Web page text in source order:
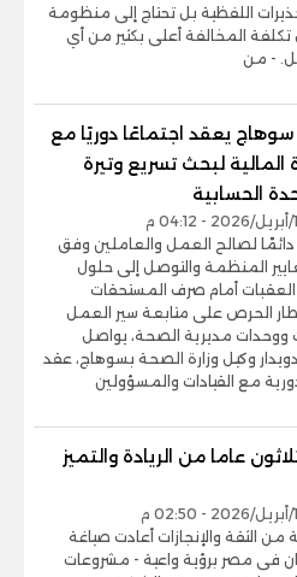
اللفظية بل تحتاج إلى منظومة
تكلفة المخالفة أعلى بكثير من أي
- من
يعقد اجتماعًا دوريًا مع
المالية لبحث تسريع وتيرة
الحسابية
لصالح العمل والعاملين وفق
المنظمة والتوصل إلى حلول
أمام صرف المستحقات
الحرص على متابعة سير العمل
ووحدات مديرية الصحة، يواصل
وكيل وزارة الصحة بسوهاج، عقد
مع القيادات والمسؤولين
عاما من الريادة والتميز
الثقة والإنجازات أعادت صياغة
فى مصر برؤية واعية - مشروعات